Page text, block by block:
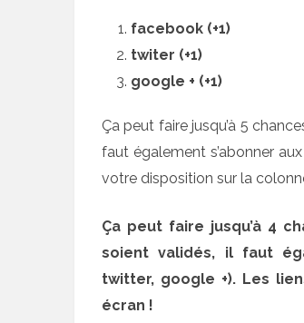
facebook (+1)
twiter (+1)
google + (+1)
Ça peut faire jusqu’à 5
faut également s’abonner
votre disposition sur la
Ça peut faire jusqu’à 4
soient validés, il faut
twitter, google +). Les
écran !